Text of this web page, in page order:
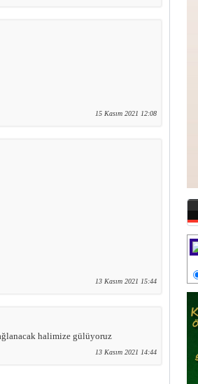
15 Kasım 2021 12:08
13 Kasım 2021 15:44
halimize gülüyoruz
13 Kasım 2021 14:44